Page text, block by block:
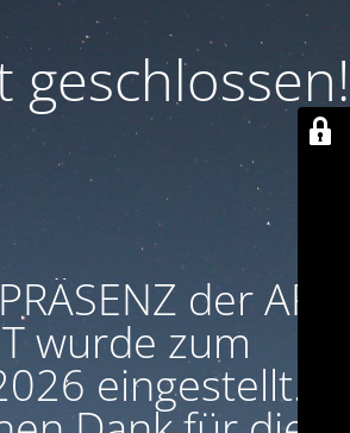
geschlossen!
der ARU
wurde zum
eingestellt.